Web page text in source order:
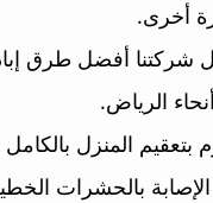
أخرى.
شركتنا أفضل طرق
الرياض.
بتعقيم المنزل بالكامل
بالحشرات